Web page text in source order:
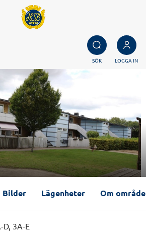
SÖK LOGGA IN
Bilder Lägenheter Om
D, 3A-E